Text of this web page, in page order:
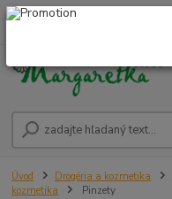
0948 236 042
Úvod Drogéria a kozmetika
kozmetika
Pinzety